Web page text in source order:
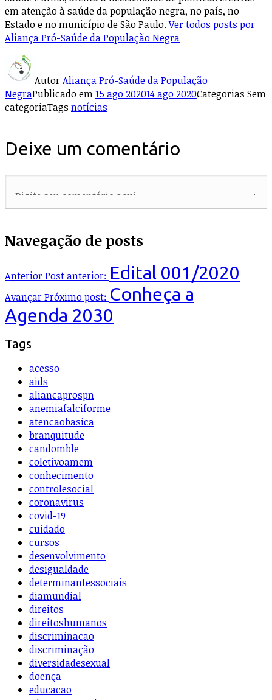
em atenção à saúde da população negra, no país, no
Estado e no município de São Paulo.Ver todos posts por
Aliança Pró-Saúde da População Negra
AutorAliança Pró-Saúde da População
NegraPublicado em15 ago 202014 ago 2020Categorias Sem
categoriaTags notícias
Deixe um comentário
Navegação de posts
AnteriorPost anterior: Edital 001/2020
AvançarPróximo post: Conheça a
Agenda 2030
Tags
acesso
aids
aliancaprospn
anemiafalciforme
atencaobasica
branquitude
candomble
coletivoamem
conhecimento
controlesocial
coronavirus
covid-19
cuidado
cursos
desenvolvimento
desigualdade
determinantessociais
diamundial
direitos
direitoshumanos
discriminacao
discriminação
diversidadesexual
doença
educacao